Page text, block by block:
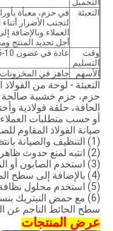
التحميل
التعبئة
في حزم، معبأة
لتجنب الأضرار
أجل تحديد المنتج
وقت
التسليم
عادة في غضون 10-15 أيام عمل بعد استلام الودائع
الأسهم جاهز في المخزونات
التعبئة - لوحة من الفولاذ
حزم، حزم خشبية صالحة
الحافة، حلقة فولاذية وأختام،
أو حسب متطلبات العملاء
صيانة الفولاذ المقاوم
(1) التنظيف والصيانة بانتظام
(2) انتبه لمنع حدوث ظاهرة خدوش السطح
(3) استخدم الصابون أو المنظف الضعيف أو الماء الدافئ لإزالة الغبار
(4) بالإضافة إلى سطح الملصق مع الكحول أو المذيب العضوي
(5) استخدم محلول نظافة محايد أو أمونيا بالإضافة إلى زيت السطح
سطح الحائط الناجم عن
عرض المنتجات